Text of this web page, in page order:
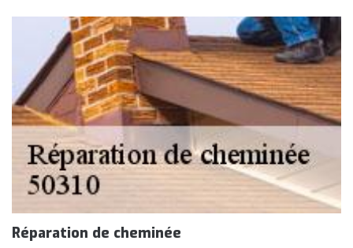
Réparation de cheminée